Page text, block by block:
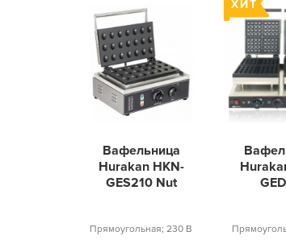
Вафельница
Hurakan HKN-
GES210 Nut
Прямоугольная; 230 В